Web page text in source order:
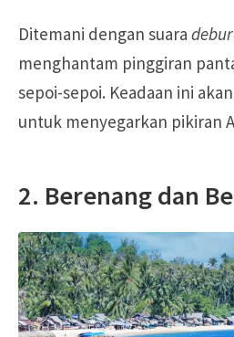
Ditemani dengan suara
menghantam pinggiran
sepoi-sepoi. Keadaan ini
untuk menyegarkan pikiran
2. Berenang dan